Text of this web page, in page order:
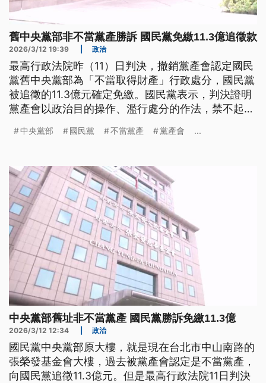
舊中央黨部非不當黨產勝訴 國民黨免繳11.3億追徵款
2026/3/12 19:39 政治
最高行政法院昨（11）日判決，撤銷黨產會認定國民
黨舊中央黨部為「不當取得財產」行政處分，國民黨
被追徵的11.3億元確定免繳。國民黨表示，判決證明
黨產會以政治目的操作、濫行處分的作法，禁不起司
官釋字第793號所肯認的轉型正義核心價值，讓《黨
中央黨部 國民黨 不當黨產 黨產會 ...
中央黨部舊址非不當黨產 國民黨勝訴免繳11.3億
2026/3/12 12:34 政治
國民黨中央黨部原大樓，就是現在台北市中山南路的
張榮發基金會大樓，過去被黨產會認定是不當黨產，
向國民黨追徵11.3億元。但是最高行政法院11日判決